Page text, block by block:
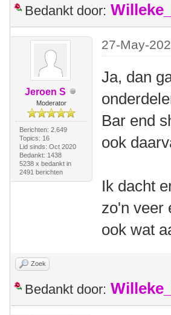
Bedankt door:
Jeroen S
Moderator
Berichten: 2.649
Topics: 16
Lid sinds: Oct 2020
Bedankt: 1438
5238 x bedankt in
2491 berichten
27-May-
Ja, dan
Bar end
ook
Ik dacht
zo'n veer
ook wat
Zoek
Bedankt door: